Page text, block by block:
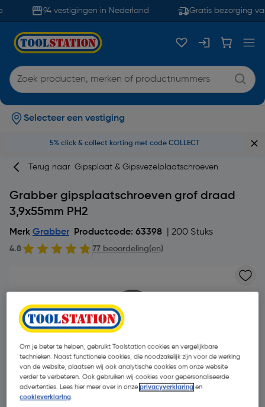
94 vestigingen in Nederland Gratis bezorging
Selecteer een vestiging
5% click & collect korting met code COLLECT
Terug naar Gipsplaat & Gipsvezelplaatschroeven
Grabber gipsplaatschroeven grof draad
3,9x55mm PH2
Merk Grabber Productcode: 63398 | 200 Stuks
4.8 77 beoordeling(en)
Om je beter te helpen, gebruikt Toolstation cookies en vergelijkbare
technieken. Naast functionele cookies, die noodzakelijk zijn voor de werking
van de website, plaatsen wij ook analytische cookies om onze website
verder te verbeteren. Ook gebruiken wij cookies voor gepersonaliseerde
advertenties. Lees hier meer over in onzeprivacyverklaring en
cookieverklaring.